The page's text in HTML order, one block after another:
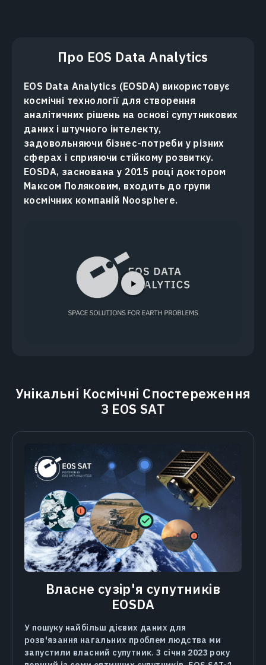
Про EOS Data Analytics
EOS Data Analytics (EOSDA) використовує
космічні технології для створення
аналітичних рішень на основі супутникових
даних і штучного інтелекту,
задовольняючи бізнес-потреби у різних
сферах і сприяючи стійкому розвитку.
EOSDA, заснована у 2015 році доктором
Максом Поляковим, входить до групи
космічних компаній Noosphere.
Унікальні Космічні Спостереження
З EOS SAT
Власне сузір'я супутників
EOSDA
У пошуку найбільш дієвих даних для
розв'язання нагальних проблем людства ми
запустили власний супутник. 3 січня 2023 року